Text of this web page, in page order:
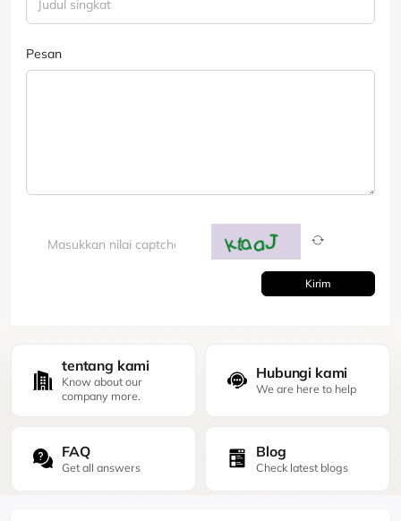
Pesan
Kirim
tentang kami
Know about our
company more.
Hubungi kami
We are here to help
FAQ
Get all answers
Blog
Check latest blogs